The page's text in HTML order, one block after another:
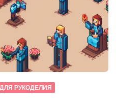
РУКОДЕЛИЯ